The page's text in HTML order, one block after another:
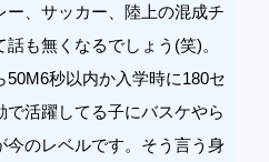
ー、サッカー、陸上の混成チ
も無くなるでしょう(笑)。
50M6秒以内か入学時に180セ
で活躍してる子にバスケやら
今のレベルです。そう言う身